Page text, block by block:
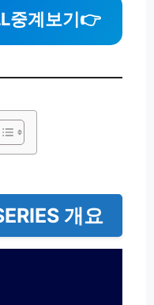
중계보기👉
개요